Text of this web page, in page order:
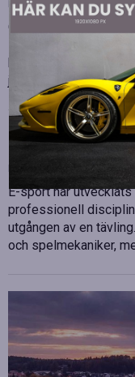
Publicerad juli 10, 2026
OHLA Sverige stärker
biträdande
juni 2026 och
Betydelsen av
sport
E-sport har
professionell disciplin
utgången av en
och spelmekaniker,